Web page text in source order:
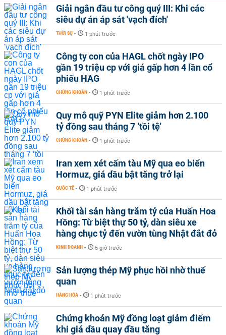
Giải ngân đầu tư công quý III: Khi các
siêu dự án áp sát 'vạch đích'
THỜI SỰ - 1 phút trước
Công ty con của HAGL chốt ngày IPO
gần 19 triệu cp với giá gấp hơn 4 lần cổ
phiếu HAG
CHỨNG KHOÁN - 1 phút trước
Quy mô quỹ PYN Elite giảm hơn 2.100
tỷ đồng sau tháng 7 ‘tồi tệ’
CHỨNG KHOÁN - 1 phút trước
Iran xem xét cấm tàu Mỹ qua eo biển
Hormuz, giá dầu bật tăng trở lại
QUỐC TẾ - 1 phút trước
Khối tài sản hàng trăm tỷ của Huấn Hoa
Hồng: Từ biệt thự 50 tỷ, dàn siêu xe
hàng chục tỷ đến vườn tùng Nhật đắt đỏ
KINH DOANH - 5 giờ trước
Sản lượng thép Mỹ phục hồi nhờ thuế
quan
HÀNG HÓA - 1 phút trước
Chứng khoán Mỹ đồng loạt giảm điểm
khi giá dầu quay đầu tăng